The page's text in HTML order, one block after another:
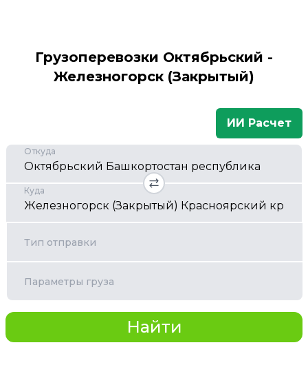
Грузоперевозки Октябрьский -
Железногорск (Закрытый)
ИИ Расчет
Откуда
Куда
Тип отправки
Параметры груза
Найти